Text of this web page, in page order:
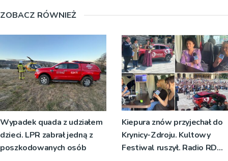
ZOBACZ RÓWNIEŻ
Wypadek quada z udziałem
dzieci. LPR zabrał jedną z
poszkodowanych osób
Kiepura znów przyjechał do
Krynicy-Zdroju. Kultowy
Festiwal ruszył. Radio RDN